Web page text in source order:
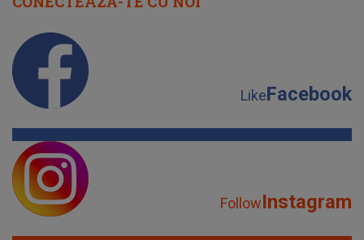
LikeFacebook
FollowInstagram